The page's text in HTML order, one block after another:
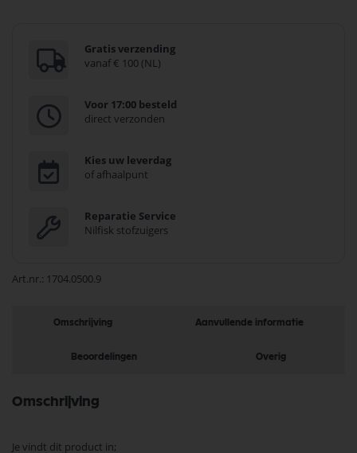
Gratis verzending
vanaf € 100 (NL)
Voor 17:00 besteld
direct verzonden
Kies uw leverdag
of afhaalpunt
Reparatie Service
Nilfisk stofzuigers
Art.nr. 1704.0500.9
Omschrijving Aanvullende informatie
Beoordelingen Overig
Omschrijving
Je vindt dit product in;